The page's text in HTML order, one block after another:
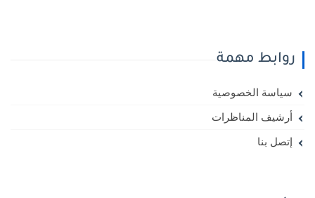
روابط مهمة
سياسة الخصوصية
أرشيف المناظرات
إتصل بنا